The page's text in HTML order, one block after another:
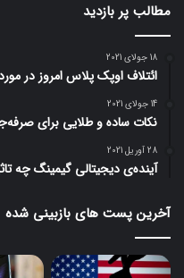
مطالب پر بازدید
18 جولای 2021
ائتلاف اوپک پلاس امروز در
14 جولای 2021
نکات ساده و طلایی برای
28 آوریل 2021
آینده‌ی دیجیتالی گیمینگ چه
آخرین پست های بازبینی شده